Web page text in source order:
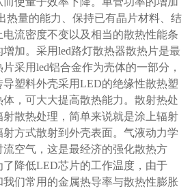
热量的能力、保持已有晶片材料、结
流密度不变以及相当的散热性能条
加。采用led路灯散热器散热片是最
采用led铝合金作为壳体的一部分，
导塑料外壳采用LED的绝缘性散热塑
，可大大提高散热能力。散射热处
散热处理，简单来说就是涂上辐射
方式散射到外壳表面。气液动力学
空气，这是最经济的强化散热方
降低LED芯片的工作温度，由于
们常用的金属热导率与散热性膨胀